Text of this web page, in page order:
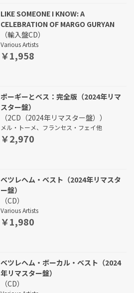
LIKE SOMEONE I KNOW: A
CELEBRATION OF MARGO GURYAN
（輸入盤CD）
Various Artists
￥1,958
ポーギーとベス：完全版（2024年リマ
スター盤）
（2CD（2024年リマスター盤））
メル・トーメ、フランセス・フェイ他
￥2,970
ベツレヘム・ベスト（2024年リマスタ
ー盤）
（CD）
Various Artists
￥1,980
ベツレヘム・ボーカル・ベスト（2024
年リマスター盤）
（CD）